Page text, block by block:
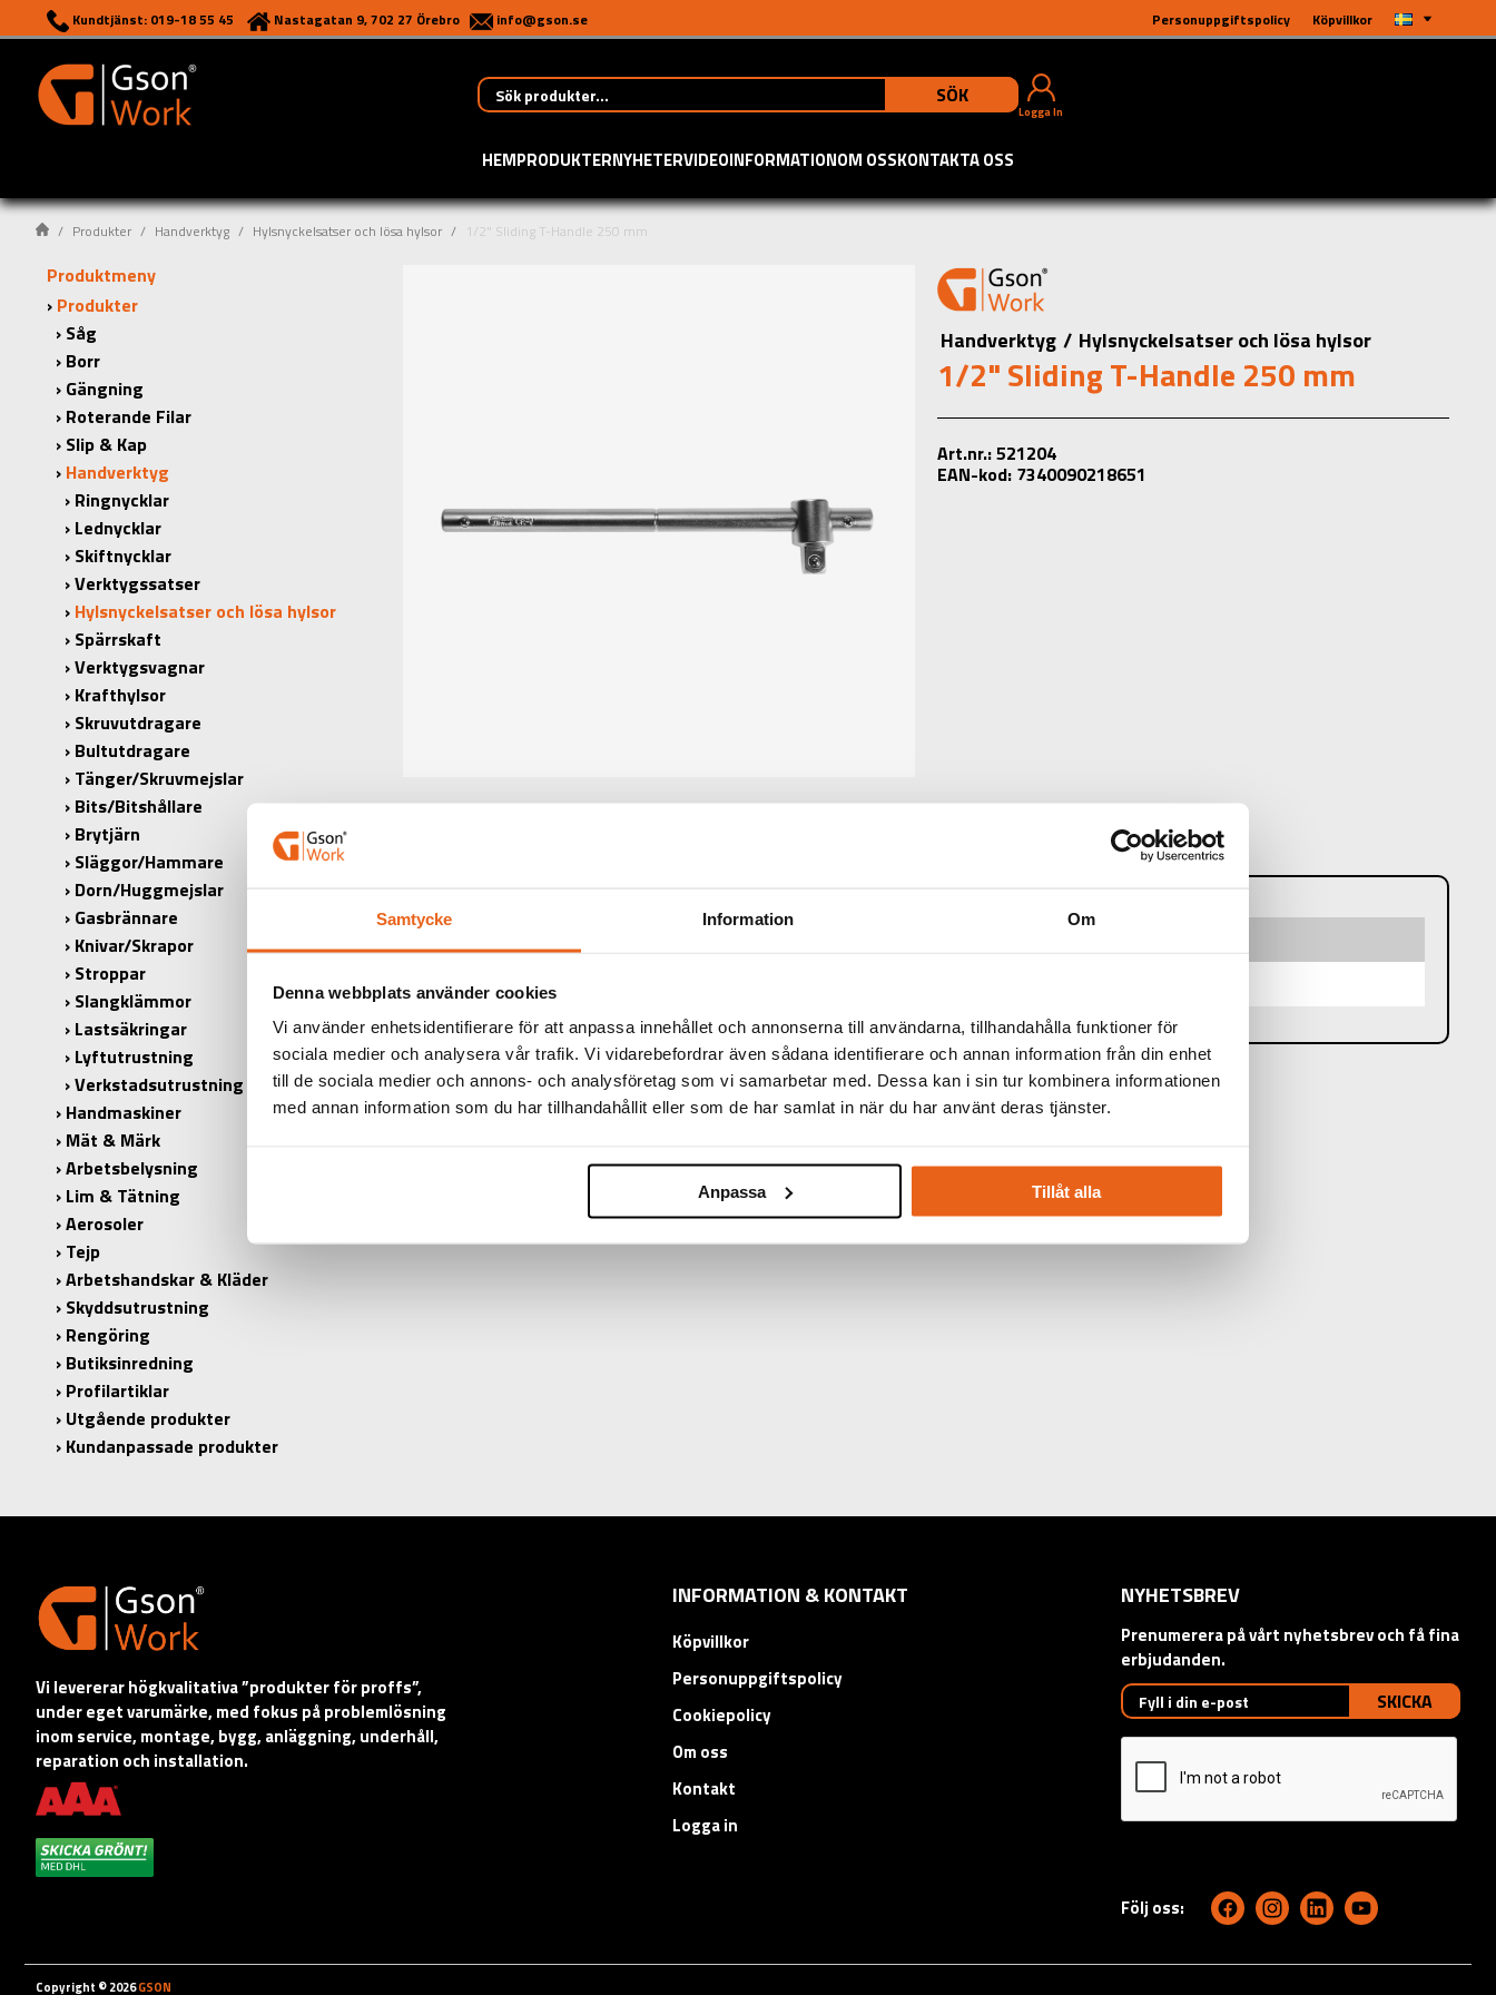
Samtycke Information Om
Denna webbplats använder cookies
Vi använder enhetsidentifierare för att anpassa innehållet och annonserna till användarna, tillhandahålla funktioner för
sociala medier och analysera vår trafik. Vi vidarebefordrar även sådana identifierare och annan information från din enhet
till de sociala medier och annons- och analysföretag som vi samarbetar med. Dessa kan i sin tur kombinera informationen
med annan information som du har tillhandahållit eller som de har samlat in när du har använt deras tjänster.
Anpassa Tillåt alla
Personuppgiftspolicy Köpvillkor
Kundtjänst: 019-18 55 45 Nastagatan 9, 702 27 Örebro info@gson.se
SÖK
Logga In
HEMPRODUKTERNYHETERVIDEOINFORMATIONOM OSSKONTAKTA OSS
Produkter Handverktyg Hylsnyckelsatser och lösa hylsor 1/2" Sliding T-Handle 250 mm
Produktmeny
Produkter
Såg
Borr
Gängning
Roterande Filar
Slip & Kap
Handverktyg
Ringnycklar
Lednycklar
Skiftnycklar
Verktygssatser
Hylsnyckelsatser och lösa hylsor
Spärrskaft
Verktygsvagnar
Krafthylsor
Skruvutdragare
Bultutdragare
Tänger/Skruvmejslar
Bits/Bitshållare
Brytjärn
Släggor/Hammare
Dorn/Huggmejslar
Gasbrännare
Knivar/Skrapor
Stroppar
Slangklämmor
Lastsäkringar
Lyftutrustning
Verkstadsutrustning
Handmaskiner
Mät & Märk
Arbetsbelysning
Lim & Tätning
Aerosoler
Tejp
Arbetshandskar & Kläder
Skyddsutrustning
Rengöring
Butiksinredning
Profilartiklar
Utgående produkter
Kundanpassade produkter
Handverktyg / Hylsnyckelsatser och lösa hylsor
1/2" Sliding T-Handle 250 mm
Art.nr.: 521204
EAN-kod: 7340090218651
PRODUKT:
Vi levererar högkvalitativa ”produkter för proffs”,
under eget varumärke, med fokus på problemlösning
inom service, montage, bygg, anläggning, underhåll,
reparation och installation.
INFORMATION & KONTAKT
Köpvillkor
Personuppgiftspolicy
Cookiepolicy
Om oss
Kontakt
Logga in
NYHETSBREV
Prenumerera på vårt nyhetsbrev och få fina
erbjudanden.
SKICKA
Följ oss:
Copyright © 2026GSON